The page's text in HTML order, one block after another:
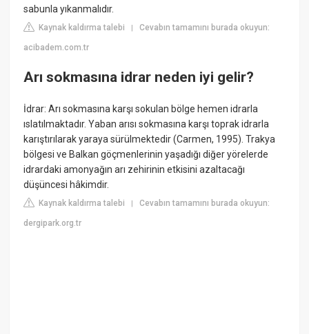
sabunla yıkanmalıdır.
Kaynak kaldırma talebi |Cevabın tamamını burada okuyun:
acibadem.com.tr
Arı sokmasına idrar neden iyi gelir?
İdrar: Arı sokmasına karşı sokulan bölge hemen idrarla
ıslatılmaktadır. Yaban arısı sokmasına karşı toprak idrarla
karıştırılarak yaraya sürülmektedir (Carmen, 1995). Trakya
bölgesi ve Balkan göçmenlerinin yaşadığı diğer yörelerde
idrardaki amonyağın arı zehirinin etkisini azaltacağı
düşüncesi hâkimdir.
Kaynak kaldırma talebi |Cevabın tamamını burada okuyun:
dergipark.org.tr